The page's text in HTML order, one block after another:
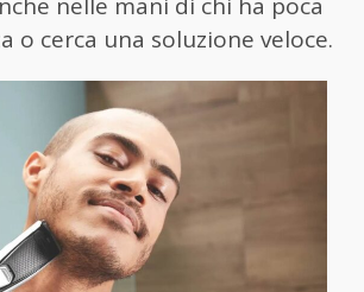
nelle mani di chi ha poca
o cerca una soluzione veloce.